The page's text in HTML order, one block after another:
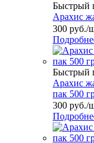
Быстрый
Арахис
300 руб./
Быстрый
Арахис
пак 500
300 руб./